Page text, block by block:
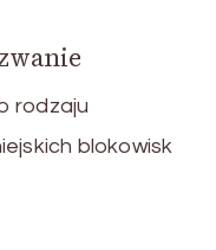
rodzaju
blokowisk